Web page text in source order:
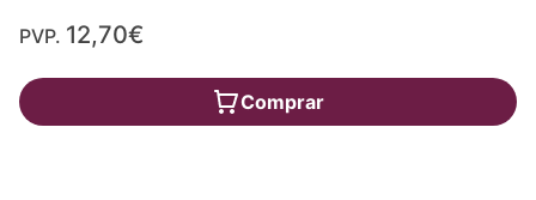
PVP. 12,70€
Comprar